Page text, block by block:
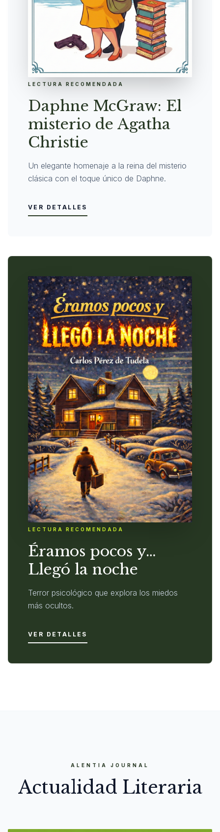
LECTURA RECOMENDADA
Daphne McGraw: El
misterio de Agatha
Christie
Un elegante homenaje a la reina del misterio
clásica con el toque único de Daphne.
VER DETALLES
LECTURA RECOMENDADA
Éramos pocos y…
Llegó la noche
Terror psicológico que explora los miedos
más ocultos.
VER DETALLES
ALENTIA JOURNAL
Actualidad Literaria